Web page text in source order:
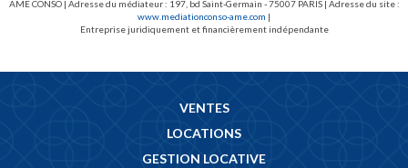
AME CONSO | Adresse du médiateur : 197, bd Saint-Germain - 75007 PARIS | Adresse du site :
www.mediationconso-ame.com |
Entreprise juridiquement et financièrement indépendante
VENTES
LOCATIONS
GESTION LOCATIVE